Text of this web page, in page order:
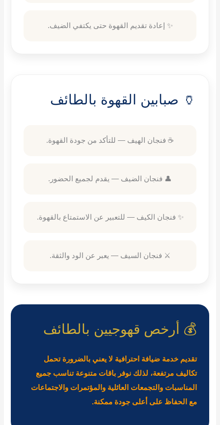
✨ إعادة تقديم القهوة حتى يكتفي الضيف.
🏺 صبابين القهوة بالطائف
☕ فنجان الهيف — للتأكد من جودة القهوة.
👤 فنجان الضيف — يقدم لجميع الحضور.
✨ فنجان الكيف — للتعبير عن الاستمتاع بالقهوة.
⚔️ فنجان السيف — يعبر عن الود والثقة.
💰 أرخص قهوجيين بالطائف
تقديم خدمة ضيافة احترافية لا يعني بالضرورة تحمل
تكاليف مرتفعة، لذلك نوفر باقات متنوعة تناسب جميع
المناسبات والتجمعات العائلية والمؤتمرات والاجتماعات
مع الحفاظ على أعلى جودة ممكنة.